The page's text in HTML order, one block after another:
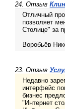
24. Отзыв
Отличный
позволяет
Столице" за
Воробьёв
23. Отзыв
Недавно
интерфейс
бизнес
"Интернет